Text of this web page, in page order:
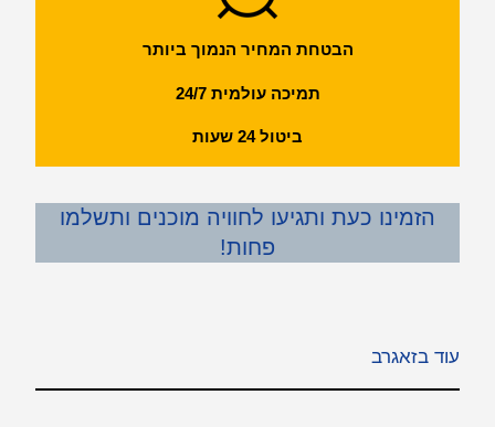
הבטחת המחיר הנמוך ביותר
תמיכה עולמית 24/7
ביטול 24 שעות
הזמינו כעת ותגיעו לחוויה מוכנים ותשלמו
פחות!
עוד בזאגרב